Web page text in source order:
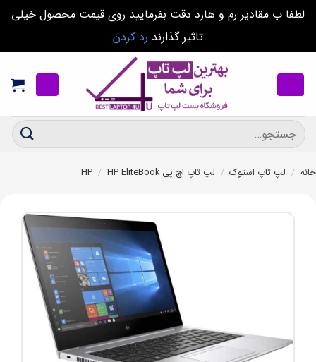
لطفا ب مقادیر رم و هارد دقت بفرمایید روی قیمت محصول خیلی
تاثیر گذارند رد کردن
content
جستجو
برای:
خانه / لپ تاپ استوک / لپ تاپ اچ پی HP / HP EliteBook